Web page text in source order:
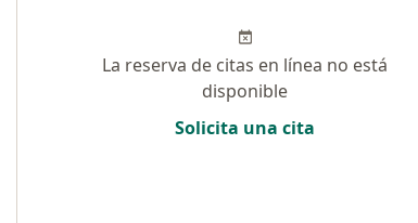
La reserva de citas en línea no está
disponible
Solicita una cita